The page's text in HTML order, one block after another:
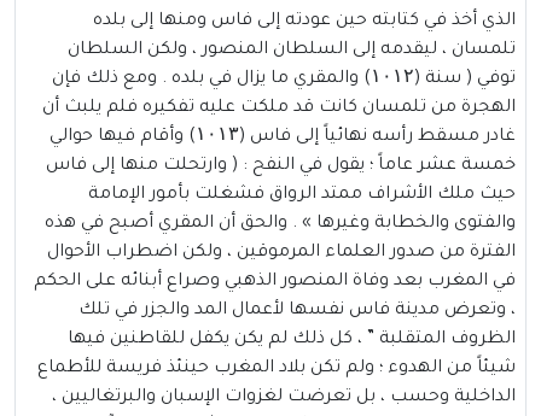
الذي أخذ في كتابته حين عودته إلى فاس ومنها إلى بلده
تلمسان ، ليقدمه إلى السلطان المنصور ، ولكن السلطان
توفي ( سنة (۱۰۱۲) والمقري ما يزال في بلده . ومع ذلك فإن
الهجرة من تلمسان كانت قد ملكت عليه تفكيره فلم يلبث أن
غادر مسقط رأسه نهائياً إلى فاس (۱۰۱۳) وأقام فيها حوالي
خمسة عشر عاماً ؛ يقول في النفح : ( وارتحلت منها إلى فاس
حيث ملك الأشراف ممتد الرواق فشغلت بأمور الإمامة
والفتوى والخطابة وغيرها » . والحق أن المقري أصبح في هذه
الفترة من صدور العلماء المرموقين ، ولكن اضطراب الأحوال
في المغرب بعد وفاة المنصور الذهبي وصراع أبنائه على الحكم
، وتعرض مدينة فاس نفسها لأعمال المد والجزر في تلك
الظروف المتقلبة ” ، كل ذلك لم يكن يكفل للقاطنين فيها
شيئاً من الهدوء ؛ ولم تكن بلاد المغرب حينئذ فريسة للأطماع
الداخلية وحسب ، بل تعرضت لغزوات الإسبان والبرتغاليين ،